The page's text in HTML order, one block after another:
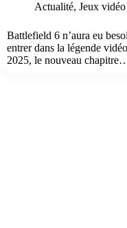
Actualité, Jeux vidéo
Battlefield 6 n’aura eu
entrer dans la légende
2025, le nouveau